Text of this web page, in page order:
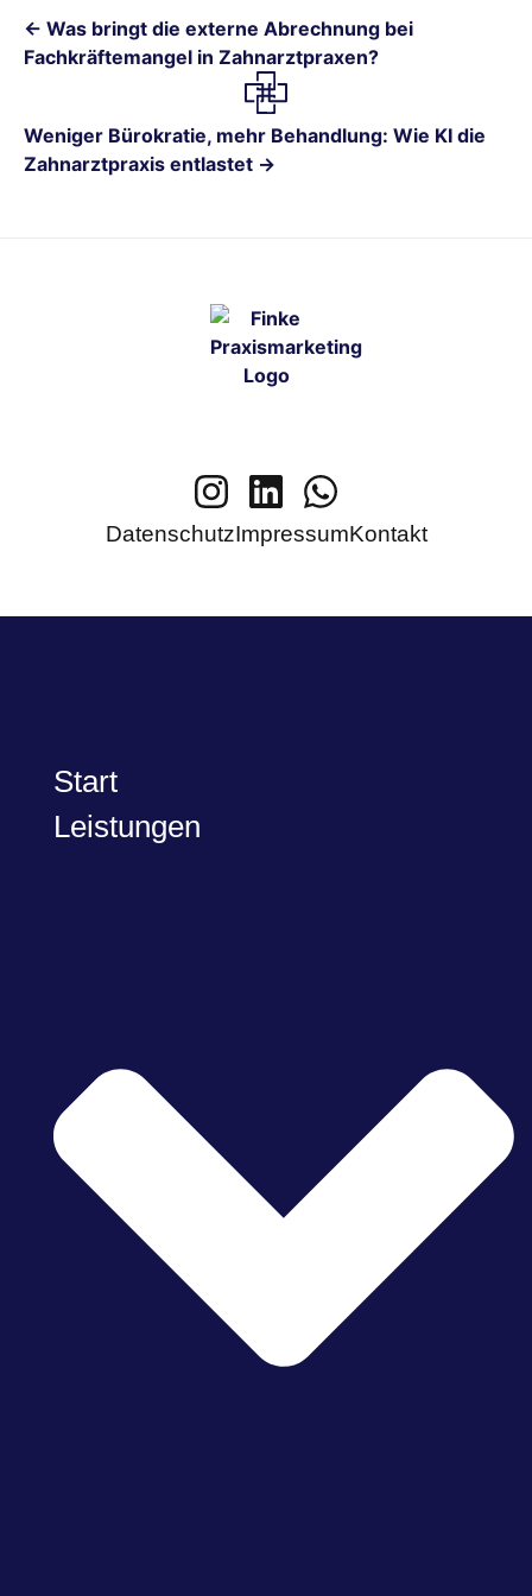
← Was bringt die externe Abrechnung bei
Fachkräftemangel in Zahnarztpraxen?
Weniger Bürokratie, mehr Behandlung: Wie KI die
Zahnarztpraxis entlastet →
DatenschutzImpressumKontakt
Start
Leistungen